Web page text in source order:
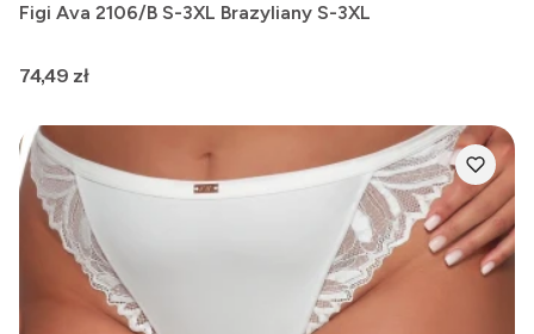
Figi Ava 2106/B S-3XL Brazyliany S-3XL
Cena
74,49 zł